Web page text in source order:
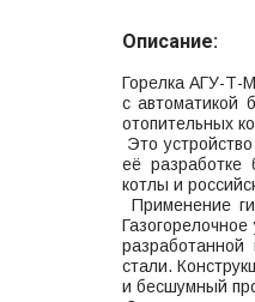
Описание:
Горелка АГУ-Т-
с автоматикой
отопительных
Это
её разработке
котлы и
Применение
стали.
и бесшумный